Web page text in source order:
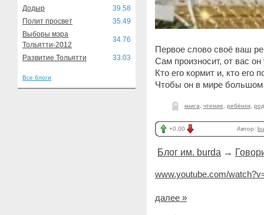
Додыр
39.58
Полит просвет
35.49
Выборы мэра
Тольятти-2012
34.76
Развитие Тольятти 33.03
Все блоги
Первое слово своё ваш
Сам произносит, от вас он
Кто его кормит и, кто его
Чтобы он в мире
книга чтение ребёнок
+0.00 Автор:
Блог им. burda →
www.youtube.com/
далее »